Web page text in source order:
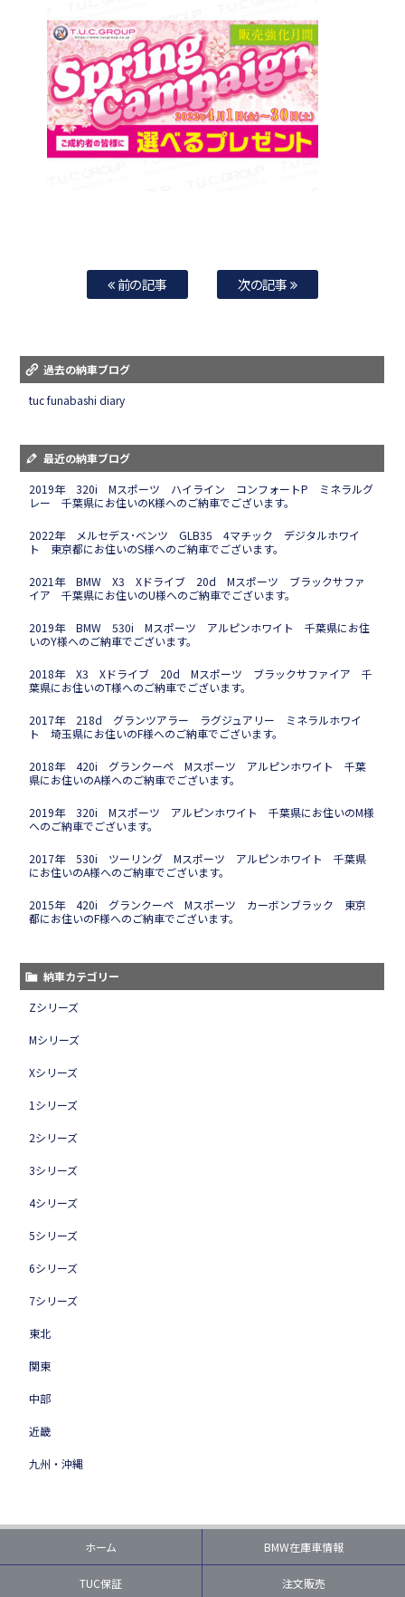
前の記事 次の記事
過去の納車ブログ
tuc funabashi diary
最近の納車ブログ
2019年 320i Mスポーツ ハイライン コンフォートP ミネラルグ
レー 千葉県にお住いのK様へのご納車でございます。
2022年 メルセデス･ベンツ GLB35 4マチック デジタルホワイ
ト 東京都にお住いのS様へのご納車でございます。
2021年 BMW X3 Xドライブ 20d Mスポーツ ブラックサファ
イア 千葉県にお住いのU様へのご納車でございます。
2019年 BMW 530i Mスポーツ アルピンホワイト 千葉県にお住
いのY様へのご納車でございます。
2018年 X3 Xドライブ 20d Mスポーツ ブラックサファイア 千
葉県にお住いのT様へのご納車でございます。
2017年 218d グランツアラー ラグジュアリー ミネラルホワイ
ト 埼玉県にお住いのF様へのご納車でございます。
2018年 420i グランクーペ Mスポーツ アルピンホワイト 千葉
県にお住いのA様へのご納車でございます。
2019年 320i Mスポーツ アルピンホワイト 千葉県にお住いのM様
へのご納車でございます。
2017年 530i ツーリング Mスポーツ アルピンホワイト 千葉県
にお住いのA様へのご納車でございます。
2015年 420i グランクーペ Mスポーツ カーボンブラック 東京
都にお住いのF様へのご納車でございます。
納車カテゴリー
Zシリーズ
Mシリーズ
Xシリーズ
1シリーズ
2シリーズ
3シリーズ
4シリーズ
5シリーズ
6シリーズ
7シリーズ
東北
関東
中部
近畿
九州・沖縄
ホーム BMW在庫車情報
TUC保証 注文販売